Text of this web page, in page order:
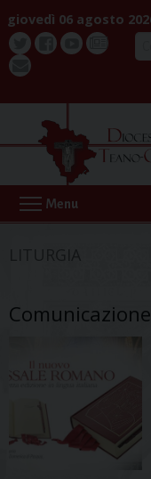
to
content
giovedì 06 agosto
Twitter
Notizia
Menu